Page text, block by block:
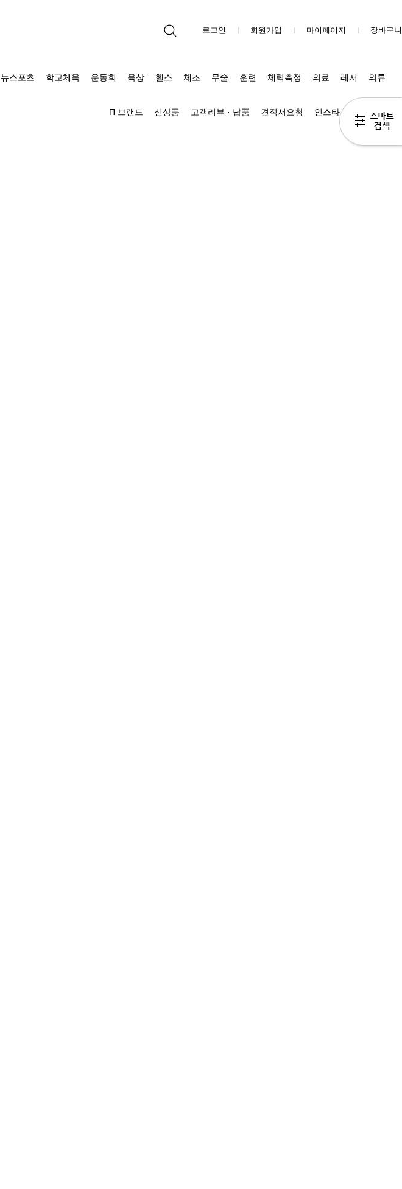
로그인 회원가입 마이페이지 장바구니
뉴스포츠 학교체육 운동회 육상 헬스 체조 무술 훈련 체력측정 의료 레저 의류
Π 브랜드 신상품 고객리뷰 · 납품 견적서요청 인스타그램 블로그 Π